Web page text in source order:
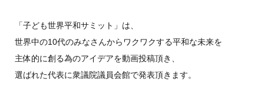
「子ども世界平和サミット」は、
世界中の10代のみなさんからワクワクする平和な未来を
主体的に創る為のアイデアを動画投稿頂き、
選ばれた代表に衆議院議員会館で発表頂きます。